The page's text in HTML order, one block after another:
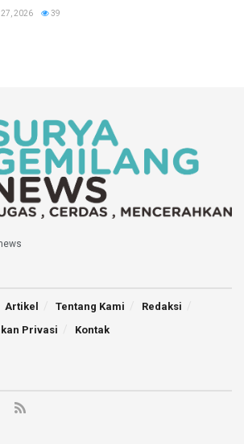
27, 2026 39
Artikel Tentang Kami
Redaksi
Privasi Kontak